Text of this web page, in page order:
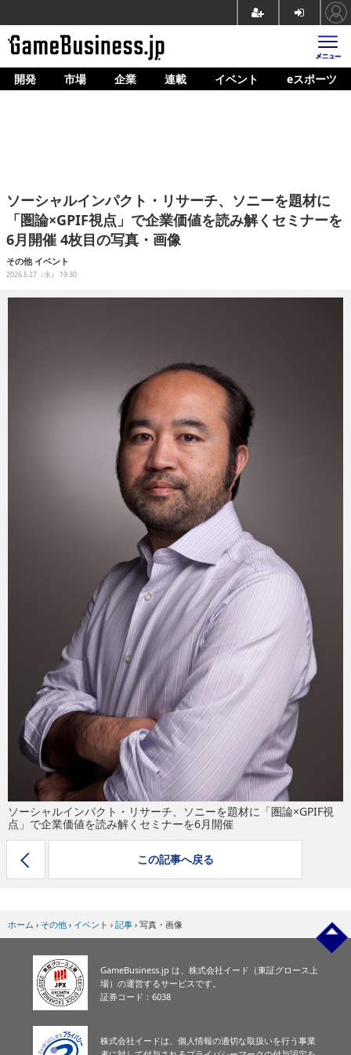
ホーム
企業動向
人材育成
産業政策
開発 市場 企業 連載 イベント eスポーツ
ソーシャルインパクト・リサーチ、ソニーを題材に
「圏論×GPIF視点」で企業価値を読み解くセミナーを
6月開催 4枚目の写真・画像
その他 イベント
2026.5.27（水） 19:30
ソーシャルインパクト・リサーチ、ソニーを題材に「圏論×GPIF視
点」で企業価値を読み解くセミナーを6月開催
この記事へ戻る
ホーム › その他 › イベント › 記事 › 写真・画像
GameBusiness.jp は、株式会社イード（東証グロース上
場）の運営するサービスです。
証券コード：6038
株式会社イードは、個人情報の適切な取扱いを行う事業